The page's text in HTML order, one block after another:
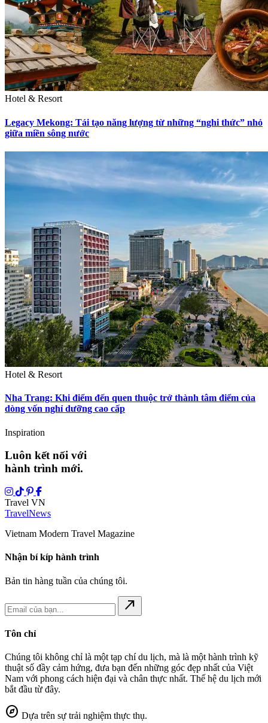
Hotel & Resort
Legacy Mekong: Tái tạo năng lượng từ những “nghi thức” nhỏ
giữa miền sông nước
Hotel & Resort
Nha Trang: Khi điểm đến quen thuộc trở thành tâm điểm của
dòng vốn nghỉ dưỡng cao cấp
Inspiration
Luôn kết nối với
hành trình mới.
Travel VN
TravelNews
Vietnam Modern Travel Magazine
Nhận bí kíp hành trình
Bản tin hàng tuần của chúng tôi.
north_east
Tôn chỉ
Chúng tôi không chỉ là một tạp chí du lịch, mà là một hành trình kỹ
thuật số đầy cảm hứng, đưa bạn đến những góc đẹp nhất của Việt
Nam với phong cách hiện đại và chân thực nhất. Thế hệ du lịch mới
bắt đầu từ đây.
explore Dựa trên sự trải nghiệm thực thụ.